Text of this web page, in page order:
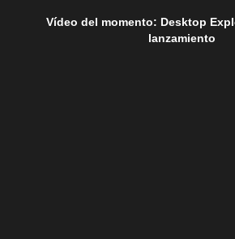
Vídeo del momento: Desktop
lanzamiento